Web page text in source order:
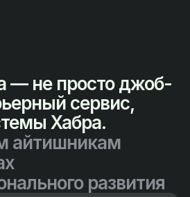
— не просто джоб-
сервис,
Хабра.
айтишникам
развития